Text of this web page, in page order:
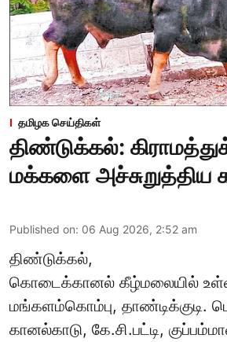
தமிழக செய்திகள்
திண்டுக்கல்:
மக்களை அச்சுறுத்திய
Published on: 06 Aug 2026, 2:52 am
திண்டுக்கல்,
கொடைக்கானல் கீழ்மலையில்
மங்களம்கொம்பு, தாண்டிக்குடி.
கானல்காடு, கே.சி.பட்டி,